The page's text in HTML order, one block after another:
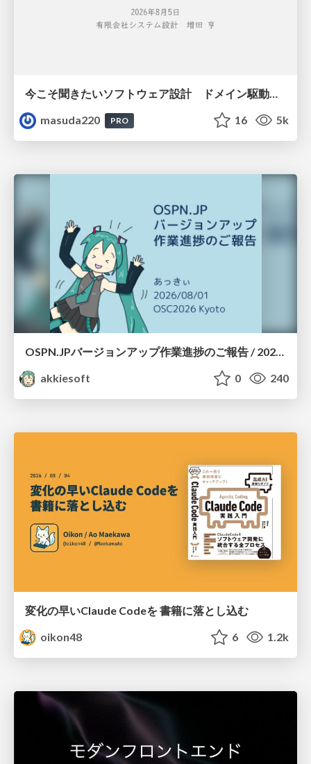
今こそ聞きたいソフトウェア設計 ドメイン駆動設計再入門
masuda220
PRO 16 5k
OSPN.JPバージョンアップ作業進捗のご報告 / 20260801-osc26kyoto
akkiesoft
0 240
変化の早いClaude Codeを 書籍に落とし込む
oikon48
6 1.2k